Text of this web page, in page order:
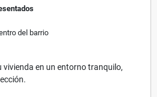
del barrio
en un entorno tranquilo,